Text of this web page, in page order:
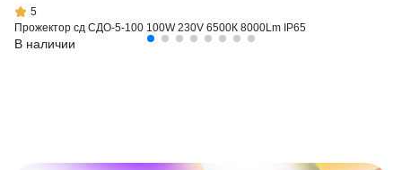
5
Прожектор сд СДО-5-100 100W 230V 6500К 8000Lm IP65
В наличии